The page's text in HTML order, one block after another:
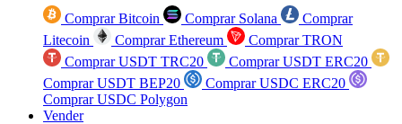
Comprar Bitcoin Comprar Solana
Comprar
Litecoin
Comprar Ethereum
Comprar TRON
Comprar USDT TRC20
Comprar USDT ERC20
Comprar USDT BEP20
Comprar USDC ERC20
Comprar USDC Polygon
Vender